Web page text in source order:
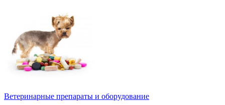
Ветеринарные препараты и оборудование